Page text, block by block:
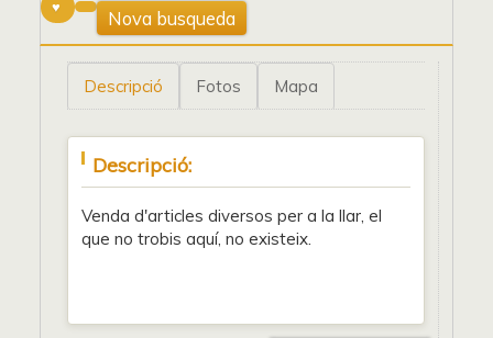
Nova busqueda
Descripció Fotos Mapa
Descripció:
Venda d'articles diversos per a la llar, el
que no trobis aquí, no existeix.